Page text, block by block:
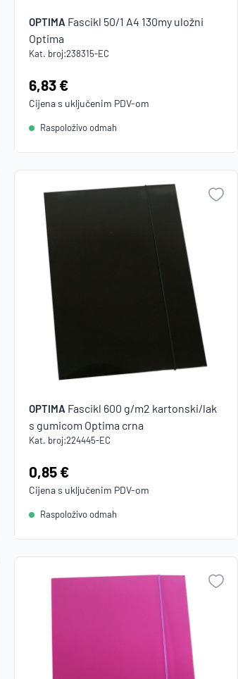
OPTIMA Fascikl 50/1 A4 130my uložni
Optima
Kat. broj:238315-EC
Cijena:
6,83 €
Cijena s uključenim PDV-om
Raspoloživo odmah
OPTIMA Fascikl 600 g/m2 kartonski/lak
s gumicom Optima crna
Kat. broj:224445-EC
Cijena:
0,85 €
Cijena s uključenim PDV-om
Raspoloživo odmah